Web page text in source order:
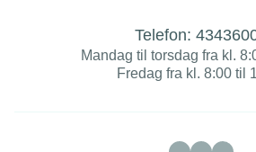
Telefon:
Mandag til torsdag fra kl.
Fredag fra kl. 8:00 til